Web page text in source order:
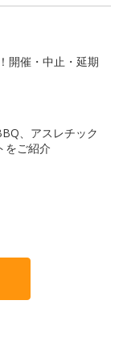
開催・中止・延期
、アスレチック
をご紹介